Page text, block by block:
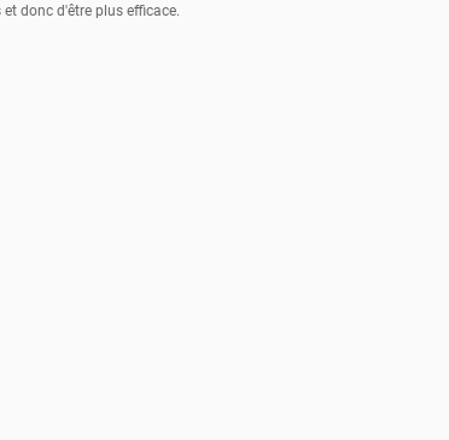
donc d'être plus efficace.